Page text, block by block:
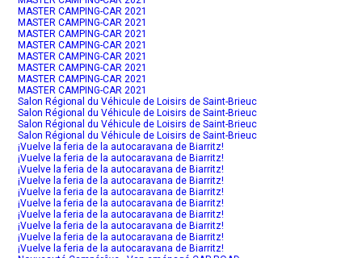
MASTER CAMPING-CAR 2021
MASTER CAMPING-CAR 2021
MASTER CAMPING-CAR 2021
MASTER CAMPING-CAR 2021
MASTER CAMPING-CAR 2021
MASTER CAMPING-CAR 2021
MASTER CAMPING-CAR 2021
MASTER CAMPING-CAR 2021
Salon Régional du Véhicule de Loisirs de Saint-Brieuc
Salon Régional du Véhicule de Loisirs de Saint-Brieuc
Salon Régional du Véhicule de Loisirs de Saint-Brieuc
Salon Régional du Véhicule de Loisirs de Saint-Brieuc
¡Vuelve la feria de la autocaravana de Biarritz!
¡Vuelve la feria de la autocaravana de Biarritz!
¡Vuelve la feria de la autocaravana de Biarritz!
¡Vuelve la feria de la autocaravana de Biarritz!
¡Vuelve la feria de la autocaravana de Biarritz!
¡Vuelve la feria de la autocaravana de Biarritz!
¡Vuelve la feria de la autocaravana de Biarritz!
¡Vuelve la feria de la autocaravana de Biarritz!
¡Vuelve la feria de la autocaravana de Biarritz!
¡Vuelve la feria de la autocaravana de Biarritz!